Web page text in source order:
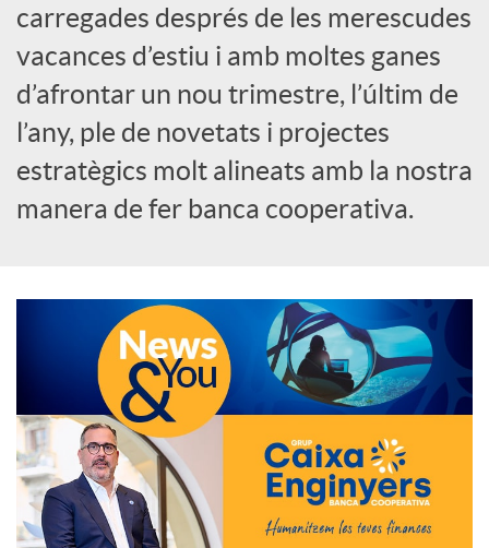
e
s
S
c
a
l
carregades després de les merescudes
vacances d’estiu i amb moltes ganes
d’afrontar un nou trimestre, l’últim de
l’any, ple de novetats i projectes
estratègics molt alineats amb la nostra
manera de fer banca cooperativa.